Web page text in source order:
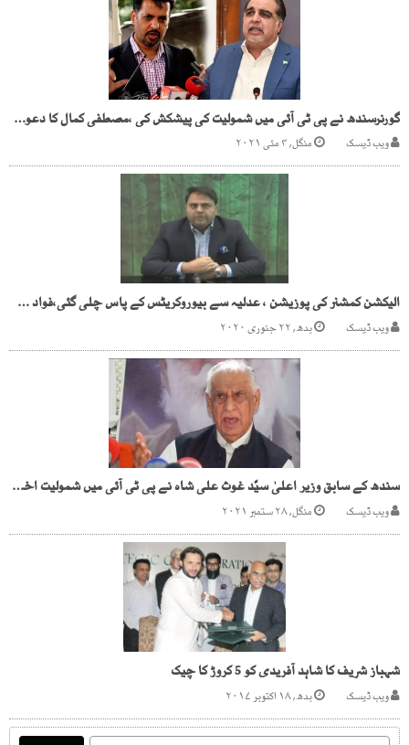
گورنرسندھ نے پی ٹی آئی میں شمولیت کی پیشکش کی ،مصطفی کمال کا دعویٰ، گورنر کی تردید
ویب ڈیسک منگل, ۴ مئی ۲۰۲۱
الیکشن کمشنر کی پوزیشن ، عدلیہ سے بیوروکریٹس کے پاس چلی گئی،فواد چودھری
ویب ڈیسک بدھ, ۲۲ جنوری ۲۰۲۰
سندھ کے سابق وزیر اعلیٰ سیّد غوث علی شاہ نے پی ٹی آئی میں شمولیت اختیار کر لی
ویب ڈیسک منگل, ۲۸ ستمبر ۲۰۲۱
شہباز شریف کا شاہد آفریدی کو 5 کروڑ کا چیک
ویب ڈیسک بدھ, ۱۸ اکتوبر ۲۰۱۷